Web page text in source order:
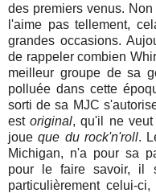
des premiers venus.
l'aime pas tellement,
grandes occasions.
de rappeler combien
meilleur groupe de sa
polluée dans cette
sorti de sa MJC
estoriginal, qu'il ne
joueque du rock'n'roll.
Michigan, n'a pour sa
pour le faire savoir, il
particulièrement celui-